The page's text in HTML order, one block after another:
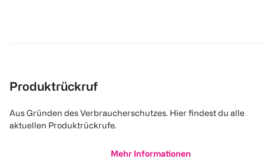
Produktrückruf
Aus Gründen des Verbraucherschutzes. Hier findest du alle
aktuellen Produktrückrufe.
Mehr Informationen